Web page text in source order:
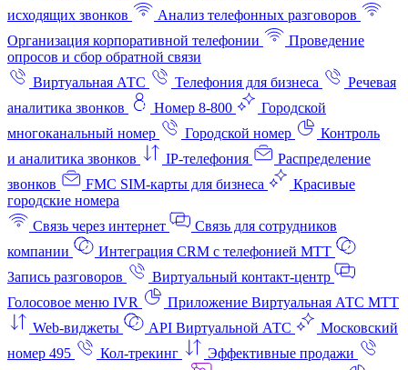
исходящих звонков
Анализ телефонных разговоров
Организация корпоративной телефонии
Проведение
опросов и сбор обратной связи
Виртуальная АТС
Телефония для бизнеса
Речевая
аналитика звонков
Номер 8-800
Городской
многоканальный номер
Городской номер
Контроль
и аналитика звонков
IP-телефония
Распределение
звонков
FMC SIM-карты для бизнеса
Красивые
городские номера
Связь через интернет
Связь для сотрудников
компании
Интеграция CRM с телефонией МТТ
Запись разговоров
Виртуальный контакт‑центр
Голосовое меню IVR
Приложение Виртуальная АТС МТТ
Web-виджеты
API Виртуальной АТС
Московский
номер 495
Кол-трекинг
Эффективные продажи